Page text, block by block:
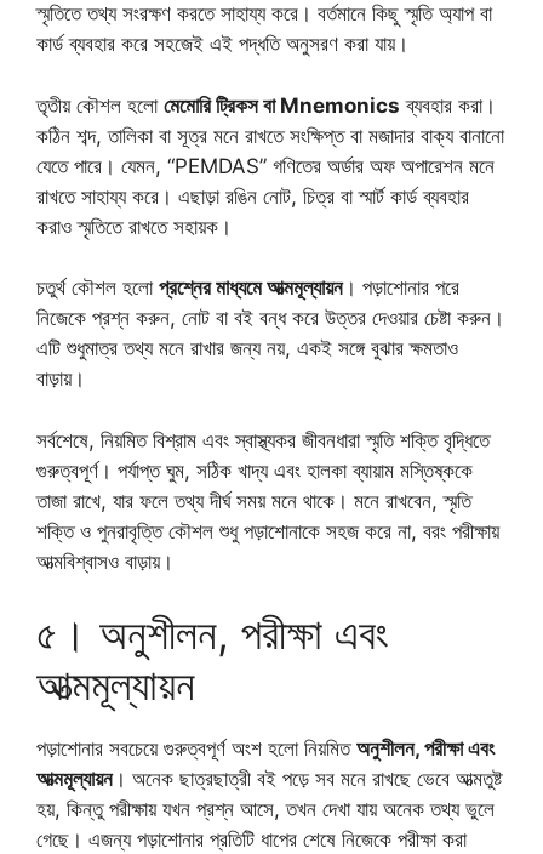
স্মৃতিতে তথ্য সংরক্ষণ করতে সাহায্য করে। বর্তমানে কিছু স্মৃতি অ্যাপ বা
কার্ড ব্যবহার করে সহজেই এই পদ্ধতি অনুসরণ করা যায়।
তৃতীয় কৌশল হলো মেমোরি ট্রিকস বা Mnemonics ব্যবহার করা।
কঠিন শব্দ, তালিকা বা সূত্র মনে রাখতে সংক্ষিপ্ত বা মজাদার বাক্য বানানো
যেতে পারে। যেমন, “PEMDAS” গণিতের অর্ডার অফ অপারেশন মনে
রাখতে সাহায্য করে। এছাড়া রঙিন নোট, চিত্র বা স্মার্ট কার্ড ব্যবহার
করাও স্মৃতিতে রাখতে সহায়ক।
চতুর্থ কৌশল হলো প্রশ্নের মাধ্যমে আত্মমূল্যায়ন। পড়াশোনার পরে
নিজেকে প্রশ্ন করুন, নোট বা বই বন্ধ করে উত্তর দেওয়ার চেষ্টা করুন।
এটি শুধুমাত্র তথ্য মনে রাখার জন্য নয়, একই সঙ্গে বুঝার ক্ষমতাও
বাড়ায়।
সর্বশেষে, নিয়মিত বিশ্রাম এবং স্বাস্থ্যকর জীবনধারা স্মৃতি শক্তি বৃদ্ধিতে
গুরুত্বপূর্ণ। পর্যাপ্ত ঘুম, সঠিক খাদ্য এবং হালকা ব্যায়াম মস্তিষ্ককে
তাজা রাখে, যার ফলে তথ্য দীর্ঘ সময় মনে থাকে। মনে রাখবেন, স্মৃতি
শক্তি ও পুনরাবৃত্তি কৌশল শুধু পড়াশোনাকে সহজ করে না, বরং পরীক্ষায়
আত্মবিশ্বাসও বাড়ায়।
৫। অনুশীলন, পরীক্ষা এবং
আত্মমূল্যায়ন
পড়াশোনার সবচেয়ে গুরুত্বপূর্ণ অংশ হলো নিয়মিত অনুশীলন, পরীক্ষা এবং
আত্মমূল্যায়ন। অনেক ছাত্রছাত্রী বই পড়ে সব মনে রাখছে ভেবে আত্মতুষ্ট
হয়, কিন্তু পরীক্ষায় যখন প্রশ্ন আসে, তখন দেখা যায় অনেক তথ্য ভুলে
গেছে। এজন্য পড়াশোনার প্রতিটি ধাপের শেষে নিজেকে পরীক্ষা করা